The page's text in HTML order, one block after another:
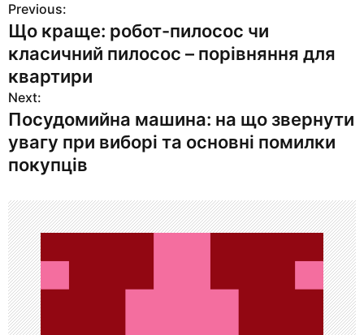
Н
а
в
и
г
а
ц
и
я
п
о
Previous:
Що краще: робот-пилосос чи
класичний пилосос – порівняння для
квартири
Next:
Посудомийна машина: на що звернути
увагу при виборі та основні помилки
покупців